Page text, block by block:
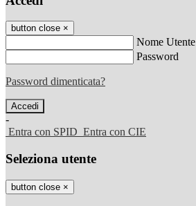
button close ×
Nome Utente
Password
Password dimenticata?
-
Entra con SPID Entra con CIE
Seleziona utente
button close ×